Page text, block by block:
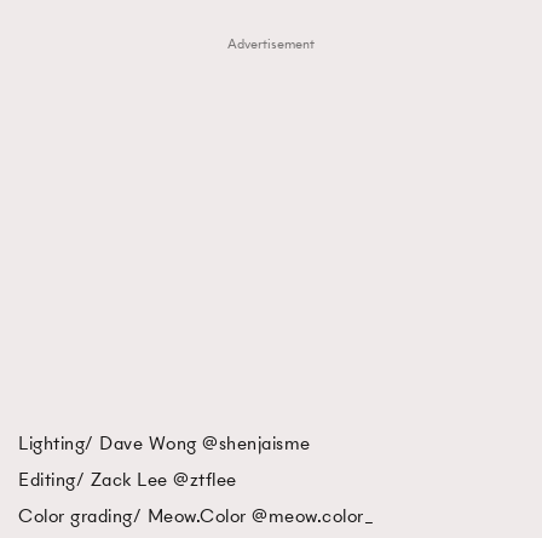
Advertisement
Lighting/ Dave Wong @shenjaisme
Editing/ Zack Lee @ztflee
Color grading/ Meow.Color @meow.color_